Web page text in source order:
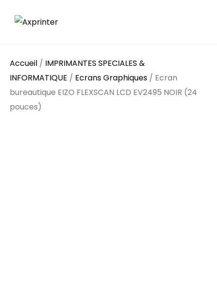
Accueil / IMPRIMANTES SPECIALES &
INFORMATIQUE / Ecrans Graphiques / Ecran
bureautique EIZO FLEXSCAN LCD EV2495 NOIR (24
pouces)